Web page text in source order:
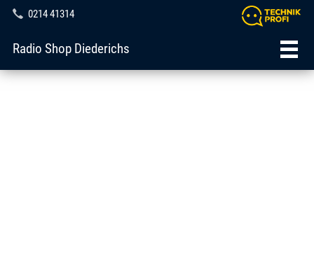
0214 41314
Radio Shop Diederichs